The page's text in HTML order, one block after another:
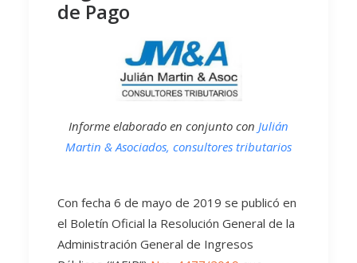
de Pago
Informe elaborado en conjunto con Julián
Martin & Asociados, consultores tributarios
Con fecha 6 de mayo de 2019 se publicó en
el Boletín Oficial la Resolución General de la
Administración General de Ingresos